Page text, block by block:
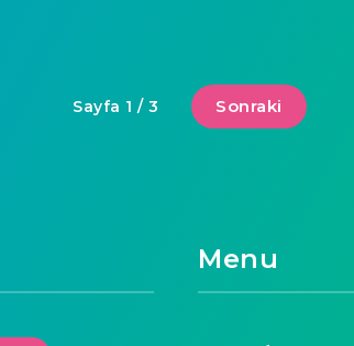
Sayfa 1 / 3 Sonraki
Menu